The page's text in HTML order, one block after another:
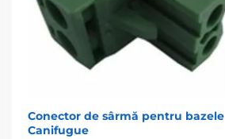
Conector de sârmă pentru bazele
Canifugue